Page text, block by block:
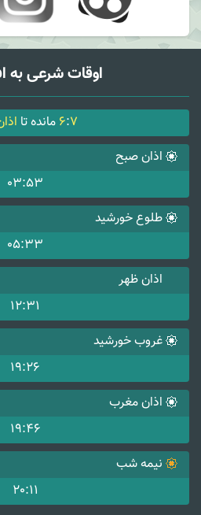
اوقات شرعی به
6:7 مانده تا
اذان صبح
03:53
طلوع خورشید
05:33
اذان ظهر
12:31
غروب خورشید
19:26
اذان مغرب
19:46
نیمه شب
20:11